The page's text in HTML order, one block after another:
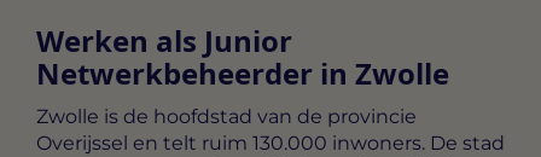
Werken als Junior
Netwerkbeheerder in Zwolle
Zwolle is de hoofdstad van de provincie
Overijssel en telt ruim 130.000 inwoners. De stad